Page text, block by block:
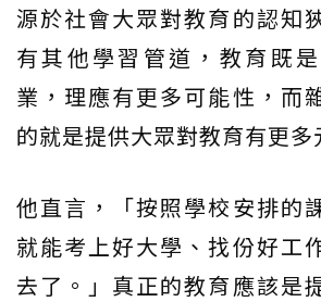
源於社會大眾對教育的認知
有其他學習管道，教育既
業，理應有更多可能性，而
的就是提供大眾對教育有更多
他直言，「按照學校安排的
就能考上好大學、找份好工
去了。」真正的教育應該是